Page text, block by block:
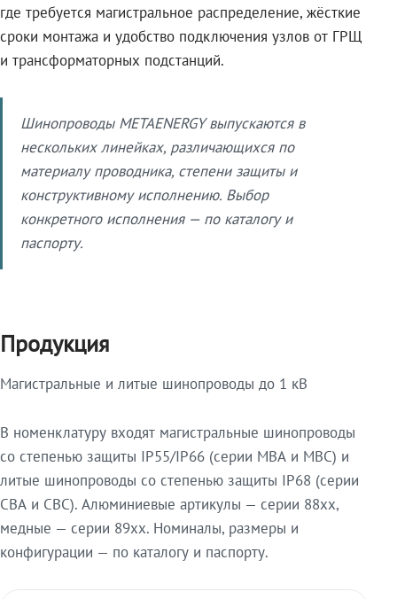
где требуется магистральное распределение, жёсткие
сроки монтажа и удобство подключения узлов от ГРЩ
и трансформаторных подстанций.
Шинопроводы METAENERGY выпускаются в
нескольких линейках, различающихся по
материалу проводника, степени защиты и
конструктивному исполнению. Выбор
конкретного исполнения — по каталогу и
паспорту.
Продукция
Магистральные и литые шинопроводы до 1 кВ
В номенклатуру входят магистральные шинопроводы
со степенью защиты IP55/IP66 (серии МВА и МВС) и
литые шинопроводы со степенью защиты IP68 (серии
СВА и СВС). Алюминиевые артикулы — серии 88xx,
медные — серии 89xx. Номиналы, размеры и
конфигурации — по каталогу и паспорту.